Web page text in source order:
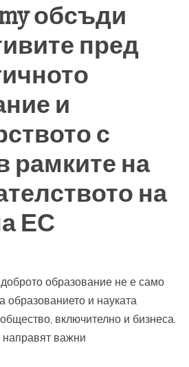
обсъди
пред
и
с
рамките на
на
ЕС
образование не е само
образованието и науката
включително и бизнеса.
важни